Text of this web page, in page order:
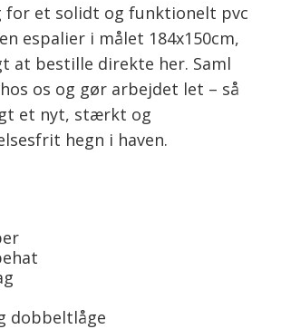
for et solidt og funktionelt pvc
espalier i målet 184x150cm,
at bestille direkte her. Saml
os og gør arbejdet let – så
et nyt, stærkt og
hegn i haven.
dobbeltlåge